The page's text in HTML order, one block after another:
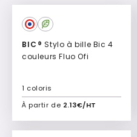
BIC® Stylo à bille Bic 4
couleurs Fluo Ofi
À partir de 2.13€/HT
1 coloris
Ajouter à mon devis